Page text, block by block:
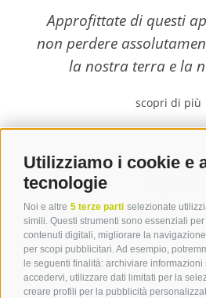
Utilizziamo i cookie e
tecnologie
Noi e altre 5 terze parti selezionate
simili. Questi strumenti sono essenziali
contenuti digitali, migliorare la
per scopi pubblicitari. Ad esempio,
le seguenti finalità: archiviare informazioni
accedervi, utilizzare dati limitati per la
creare profili per la pubblicità
Approfittate di questi
non perdere
la nostra terra e la
scopri di più
Contatto